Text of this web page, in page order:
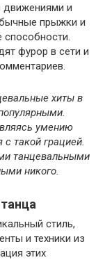
движениями и
прыжки и
способности.
фурор в сети и
хиты в
умению
такой грацией.
танцевальными
никого.
стиль,
и техники из
этих